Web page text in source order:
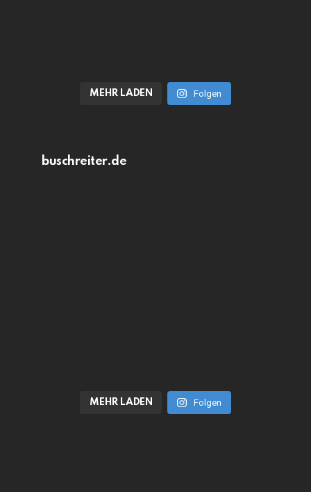
MEHR LADEN Folgen
buschreiter.de
MEHR LADEN Folgen